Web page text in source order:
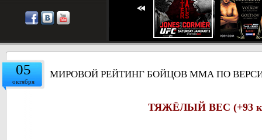
05
октября
МИРОВОЙ РЕЙТИНГ БОЙЦОВ ММА ПО ВЕРСИИ
ТЯЖЁЛЫЙ ВЕС (+93